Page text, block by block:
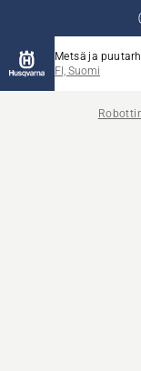
Metsä ja
FI, Suomi